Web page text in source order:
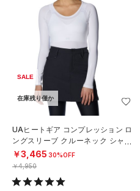
SALE
在庫残り僅か
UAヒートギア コンプレッション ロ
ングスリーブ クルーネック シャツ
（ゴルフ/WOMEN）
￥3,465 30%OFF
￥4,950